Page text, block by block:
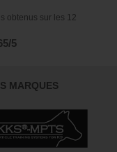
obtenus sur les 12
5
MARQUES